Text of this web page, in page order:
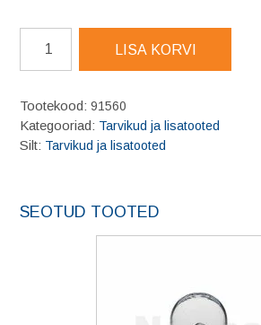
seinahoidik
max
kogus
LISA KORVI
Tootekood: 91560
Kategooriad: Tarvikud ja lisatooted
Silt: Tarvikud ja lisatooted
SEOTUD TOOTED